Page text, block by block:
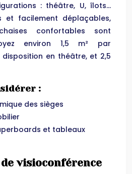
: théâtre, U, îlots…
et facilement déplaçables,
confortables sont
environ 1,5 m² par
en théâtre, et 2,5
:
des sièges
et tableaux
visioconférence